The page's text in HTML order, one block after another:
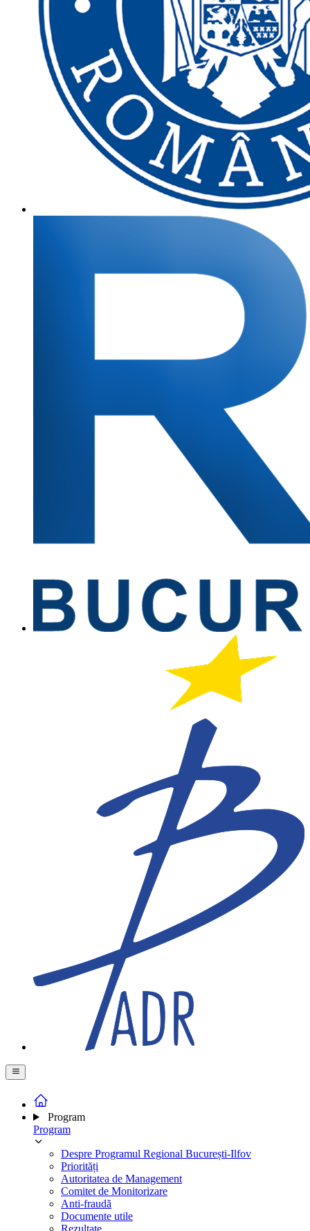
Program
Program
Despre Programul Regional București-Ilfov
Priorități
Autoritatea de Management
Comitet de Monitorizare
Anti-fraudă
Documente utile
Rezultate